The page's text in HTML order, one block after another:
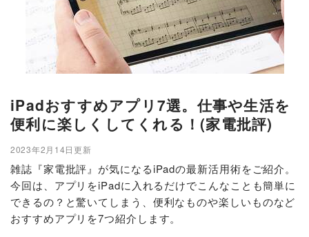
iPadおすすめアプリ7選。仕事や生活を
便利に楽しくしてくれる！(家電批評)
2023年2月14日更新
雑誌『家電批評』が気になるiPadの最新活用術をご紹介。
今回は、アプリをiPadに入れるだけでこんなことも簡単に
できるの？と驚いてしまう、便利なものや楽しいものなど
おすすめアプリを7つ紹介します。